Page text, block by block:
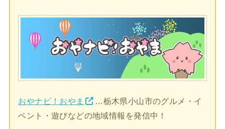
おやナビ！おやま
…栃木県小山市のグルメ・イ
ベント・遊びなどの地域情報を発信中！